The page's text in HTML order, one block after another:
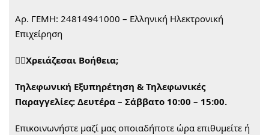
Αρ. ΓΕΜΗ: 24814941000 – Ελληνική Ηλεκτρονική
Επιχείρηση
🙋‍♀️Χρειάζεσαι Βοήθεια;
Τηλεφωνική Εξυπηρέτηση & Τηλεφωνικές
Παραγγελίες: Δευτέρα – Σάββατο 10:00 – 15:00.
Επικοινωνήστε μαζί μας οποιαδήποτε ώρα επιθυμείτε ή